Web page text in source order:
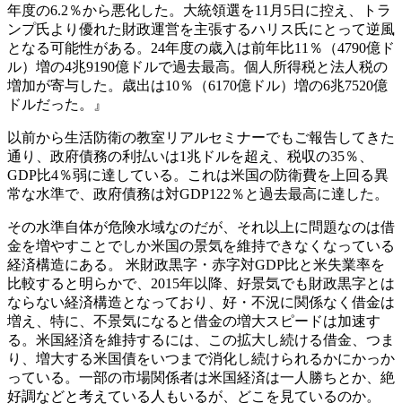
年度の6.2％から悪化した。大統領選を11月5日に控え、トラ
ンプ氏より優れた財政運営を主張するハリス氏にとって逆風
となる可能性がある。24年度の歳入は前年比11％（4790億ド
ル）増の4兆9190億ドルで過去最高。個人所得税と法人税の
増加が寄与した。歳出は10％（6170億ドル）増の6兆7520億
ドルだった。』
以前から生活防衛の教室リアルセミナーでもご報告してきた
通り、政府債務の利払いは1兆ドルを超え、税収の35％、
GDP比4％弱に達している。これは米国の防衛費を上回る異
常な水準で、政府債務は対GDP122％と過去最高に達した。
その水準自体が危険水域なのだが、それ以上に問題なのは借
金を増やすことでしか米国の景気を維持できなくなっている
経済構造にある。 米財政黒字・赤字対GDP比と米失業率を
比較すると明らかで、2015年以降、好景気でも財政黒字とは
ならない経済構造となっており、好・不況に関係なく借金は
増え、特に、不景気になると借金の増大スピードは加速す
る。米国経済を維持するには、この拡大し続ける借金、つま
り、増大する米国債をいつまで消化し続けられるかにかっか
っている。一部の市場関係者は米国経済は一人勝ちとか、絶
好調などと考えている人もいるが、どこを見ているのか。